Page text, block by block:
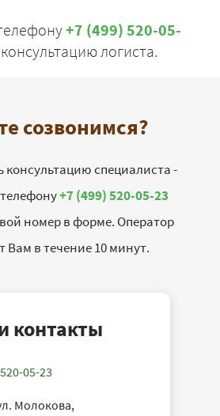
+7 (499) 520-05-
логиста.
созвонимся?
консультацию специалиста -
+7 (499) 520-05-23
номер в форме. Оператор
Вам в течение 10 минут.
контакты
05-23
Молокова,